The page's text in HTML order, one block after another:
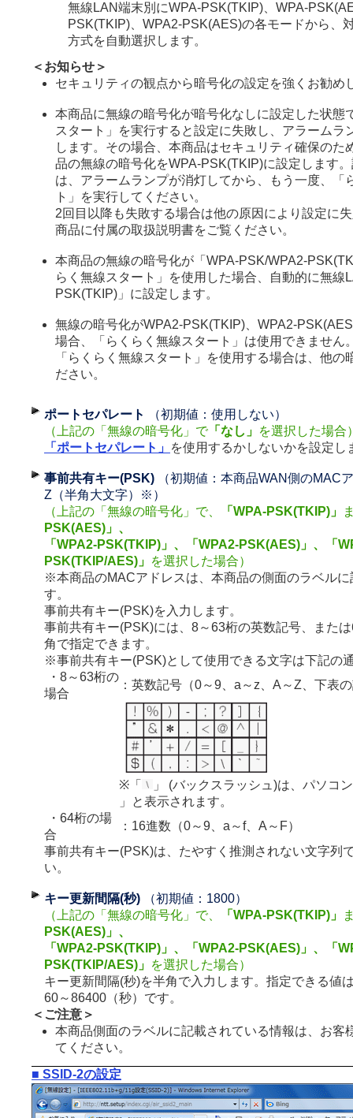
無線LAN端末別にWPA-PSK(TKIP)、WPA-
PSK(TKIP)、WPA2-PSK(AES)の各モードから、
方式を自動選択します。
＜お知らせ＞
セキュリティの観点から暗号化の設定を強くお勧め
本商品に無線の暗号化が暗号化なしに設定した状態
スタート」を実行すると設定に失敗し、アラームラ
します。その場合、本商品はセキュリティ確保のた
品の無線の暗号化をWPA-PSK(TKIP)に設定します
は、アラームランプが消灯してから、もう一度、「
ト」を実行してください。
2回目以降も失敗する場合は他の原因により設定に
商品に付属の取扱説明書をご覧ください。
本商品の無線の暗号化が「WPA-PSK/WPA2-
らく無線スタート」を使用した場合、自動的に無線
PSK(TKIP)」に設定します。
無線の暗号化がWPA2-PSK(TKIP)、WPA2-
場合、「らくらく無線スタート」は使用できません
「らくらく無線スタート」を使用する場合は、他の
ださい。
ポートセパレート
（初期値：使用しない）
（上記の「無線の暗号化」で「なし」 を選択した場合
「ポートセパレート」 を使用するかしないかを設定し
事前共有キー(PSK)
（初期値：本商品WAN側のMAC
Z（半角大文字）※）
（上記の「無線の暗号化」で、
「WPA-PSK(TKIP)」
PSK(AES)」、
「WPA2-PSK(TKIP)」、「WPA2-PSK(AES)」、「
PSK(TKIP/AES)」 を選択した場合）
※本商品のMACアドレスは、本商品の側面のラベルに
す。
事前共有キー(PSK)を入力します。
事前共有キー(PSK)には、8～63桁の英数記号、また
角で指定できます。
※事前共有キー(PSK)として使用できる文字は下記の
・8～63桁の
場合
：英数記号（0～9、a～z、A～Z、下表
※「
」 (バックスラッシュ)は、パソコ
」と表示されます。
・64桁の場
合
：16進数（0～9、a～f、A～F）
事前共有キー(PSK)は、たやすく推測されない文字列
い。
キー更新間隔(秒) （初期値：1800）
（上記の「無線の暗号化」で、
「WPA-PSK(TKIP)」
PSK(AES)」、
「WPA2-PSK(TKIP)」、「WPA2-PSK(AES)」、「
PSK(TKIP/AES)」 を選択した場合）
キー更新間隔(秒)を半角で入力します。指定できる値
60～86400（秒）です。
＜ご注意＞
本商品側面のラベルに記載されている情報は、お客
てください。
■ SSID-2の設定